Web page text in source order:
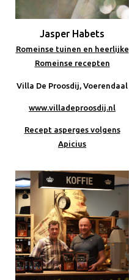
Jasper Habets
Romeinse tuinen en heerlijke
Romeinse recepten
Villa De Proosdij, Voerendaal
www.villadeproosdij.nl
Recept asperges volgens
Apicius